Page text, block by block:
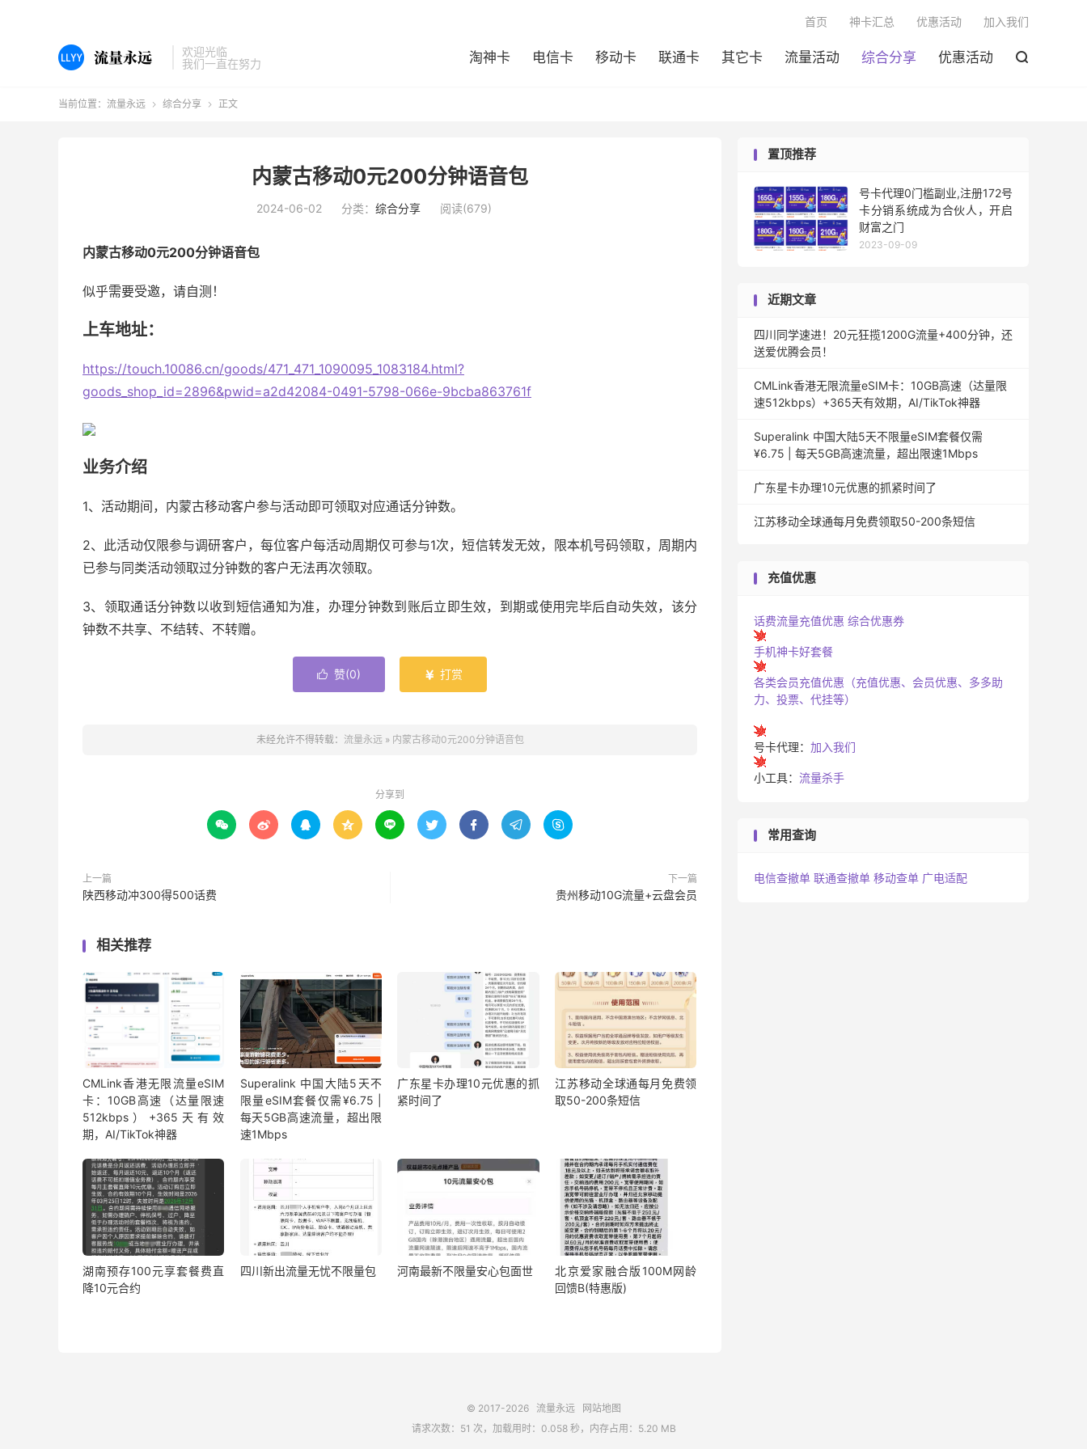
欢迎光临
我们一直在努力
淘神卡 电信卡 移动卡 联通卡 其它卡 流量活动 综合分享 优惠活动 
首页 神卡汇总 优惠活动 加入我们
当前位置： 流量永远  综合分享  正文
内蒙古移动0元200分钟语音包
2024-06-02 分类： 综合分享 阅读(679)
内蒙古移动0元200分钟语音包
似乎需要受邀，请自测！
上车地址：
https://touch.10086.cn/goods/471_471_1090095_1083184.html?
goods_shop_id=2896&pwid=a2d42084-0491-5798-066e-9bcba863761f
业务介绍
1、活动期间，内蒙古移动客户参与活动即可领取对应通话分钟数。
2、此活动仅限参与调研客户，每位客户每活动周期仅可参与1次，短信转发无效，限本机号码领取，周期内
已参与同类活动领取过分钟数的客户无法再次领取。
3、领取通话分钟数以收到短信通知为准，办理分钟数到账后立即生效，到期或使用完毕后自动失效，该分
钟数不共享、不结转、不转赠。
 赞(0)  打赏
未经允许不得转载： 流量永远 » 内蒙古移动0元200分钟语音包
分享到
        
上一篇
陕西移动冲300得500话费
下一篇
贵州移动10G流量+云盘会员
相关推荐
CMLink香港无限流量eSIM
卡：10GB高速（达量限速
512kbps）+365天有效
期，AI/TikTok神器
Superalink 中国大陆5天不
限量eSIM套餐仅需¥6.75 |
每天5GB高速流量，超出限
速1Mbps
广东星卡办理10元优惠的抓
紧时间了
江苏移动全球通每月免费领
取50-200条短信
湖南预存100元享套餐费直
降10元合约
四川新出流量无忧不限量包 河南最新不限量安心包面世
北京爱家融合版100M网龄
回馈B(特惠版)
置顶推荐
号卡代理0门槛副业,注册172号
卡分销系统成为合伙人，开启
财富之门
2023-09-09
近期文章
四川同学速进！20元狂揽1200G流量+400分钟，还
送爱优腾会员！
CMLink香港无限流量eSIM卡：10GB高速（达量限
速512kbps）+365天有效期，AI/TikTok神器
Superalink 中国大陆5天不限量eSIM套餐仅需
¥6.75 | 每天5GB高速流量，超出限速1Mbps
广东星卡办理10元优惠的抓紧时间了
江苏移动全球通每月免费领取50-200条短信
充值优惠
话费流量充值优惠 综合优惠券
手机神卡好套餐
各类会员充值优惠（充值优惠、会员优惠、多多助
力、投票、代挂等）
号卡代理： 加入我们
小工具： 流量杀手
常用查询
电信查撤单 联通查撤单 移动查单 广电适配
© 2017-2026 流量永远
网站地图
请求次数：51 次，加载用时：0.058 秒，内存占用：5.20 MB